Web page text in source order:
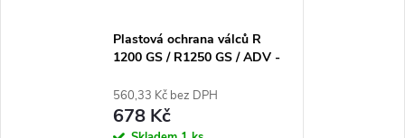
Plastová ochrana válců R
1200 GS / R1250 GS / ADV -
560,33 Kč bez DPH
678 Kč